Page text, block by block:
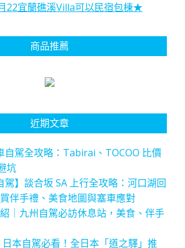
22宜蘭礁溪Villa可以民宿包棟★
商品推薦
近期文章
自駕全攻略：Tabirai、TOCOO 比價
坑
駕】談合坂 SA 上行全攻略：河口湖回
伴手禮、美食地圖與塞車應對
｜九州自駕必訪休息站，美食、伴手
日本自駕必看！全日本「道之驛」推